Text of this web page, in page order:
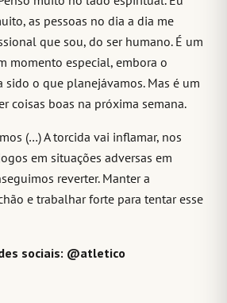
as pessoas no dia a dia me
que sou, do ser humano. É um
momento especial, embora o
o que planejávamos. Mas é um
coisas boas na próxima semana.
(…) A torcida vai inflamar, nos
em situações adversas em
reverter. Manter a
e trabalhar forte para tentar esse
sociais: @atletico